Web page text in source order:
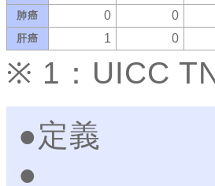
肺癌 0 0
肝癌 1 0
※ 1：UICC
●定義